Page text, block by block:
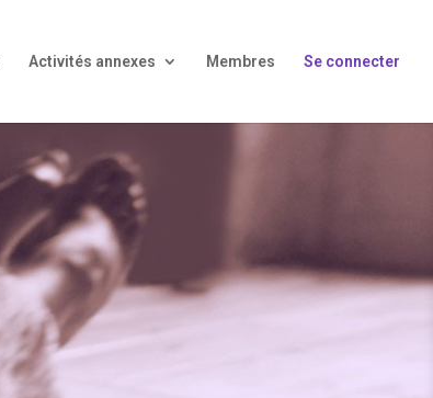
Activités annexes Membres Se connecter